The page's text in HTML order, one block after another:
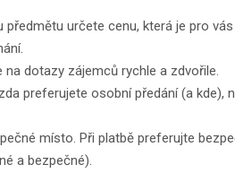
určete cenu, která je pro
dotazy zájemců rychle a zdvořile.
preferujete osobní předání (a kde),
místo. Při platbě preferujte
a bezpečné).